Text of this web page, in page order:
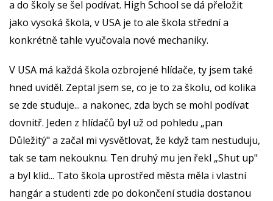
a do školy se šel podívat. High School se dá přeložit
jako vysoká škola, v USA je to ale škola střední a
konkrétně tahle vyučovala nové mechaniky.
V USA má každá škola ozbrojené hlídače, ty jsem také
hned uviděl. Zeptal jsem se, co je to za školu, od kolika
se zde studuje... a nakonec, zda bych se mohl podívat
dovnitř. Jeden z hlídačů byl už od pohledu „pan
Důležitý" a začal mi vysvětlovat, že když tam nestuduju,
tak se tam nekouknu. Ten druhý mu jen řekl „Shut up"
a byl klid... Tato škola uprostřed města měla i vlastní
hangár a studenti zde po dokončení studia dostanou